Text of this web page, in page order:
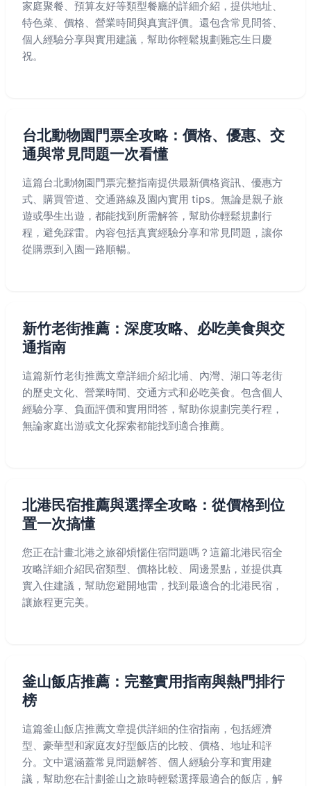
家庭聚餐、預算友好等類型餐廳的詳細介紹，提供地址、
特色菜、價格、營業時間與真實評價。還包含常見問答、
個人經驗分享與實用建議，幫助你輕鬆規劃難忘生日慶
祝。
台北動物園門票全攻略：價格、優惠、交
通與常見問題一次看懂
這篇台北動物園門票完整指南提供最新價格資訊、優惠方
式、購買管道、交通路線及園內實用 tips。無論是親子旅
遊或學生出遊，都能找到所需解答，幫助你輕鬆規劃行
程，避免踩雷。內容包括真實經驗分享和常見問題，讓你
從購票到入園一路順暢。
新竹老街推薦：深度攻略、必吃美食與交
通指南
這篇新竹老街推薦文章詳細介紹北埔、內灣、湖口等老街
的歷史文化、營業時間、交通方式和必吃美食。包含個人
經驗分享、負面評價和實用問答，幫助你規劃完美行程，
無論家庭出游或文化探索都能找到適合推薦。
北港民宿推薦與選擇全攻略：從價格到位
置一次搞懂
您正在計畫北港之旅卻煩惱住宿問題嗎？這篇北港民宿全
攻略詳細介紹民宿類型、價格比較、周邊景點，並提供真
實入住建議，幫助您避開地雷，找到最適合的北港民宿，
讓旅程更完美。
釜山飯店推薦：完整實用指南與熱門排行
榜
這篇釜山飯店推薦文章提供詳細的住宿指南，包括經濟
型、豪華型和家庭友好型飯店的比較、價格、地址和評
分。文中還涵蓋常見問題解答、個人經驗分享和實用建
議，幫助您在計劃釜山之旅時輕鬆選擇最適合的飯店，解